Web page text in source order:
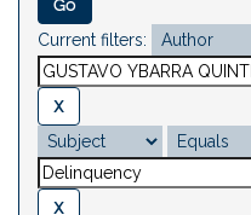
Current filters: